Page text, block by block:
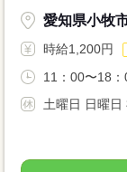
愛知県小牧
時給1,200円
11：00〜18
土曜日 日曜日